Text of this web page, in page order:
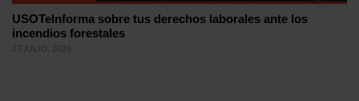
USOTeInforma sobre tus derechos laborales ante los
incendios forestales
27 JULIO, 2026